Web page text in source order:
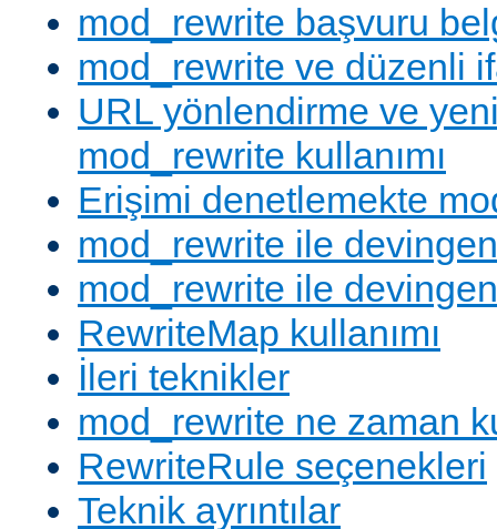
mod_rewrite başvuru
mod_rewrite ve düzenli
URL yönlendirme ve
mod_rewrite kullanımı
Erişimi denetlemekte
mod_rewrite ile
mod_rewrite ile
RewriteMap kullanımı
İleri teknikler
mod_rewrite ne zaman
RewriteRule seçenekleri
Teknik ayrıntılar